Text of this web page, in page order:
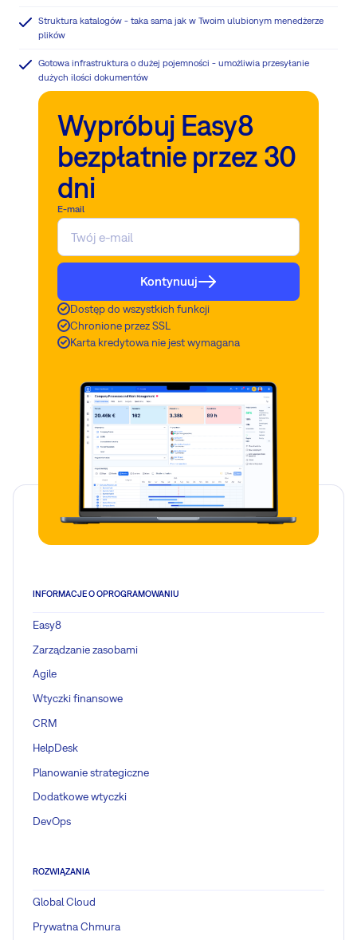
Struktura katalogów - taka sama jak w Twoim ulubionym menedżerze
plików
Gotowa infrastruktura o dużej pojemności - umożliwia przesyłanie
dużych ilości dokumentów
Wypróbuj Easy8
bezpłatnie przez 30
dni
E-mail
Kontynuuj
Dostęp do wszystkich funkcji
Chronione przez SSL
Karta kredytowa nie jest wymagana
INFORMACJE O OPROGRAMOWANIU
Easy8
Zarządzanie zasobami
Agile
Wtyczki finansowe
CRM
HelpDesk
Planowanie strategiczne
Dodatkowe wtyczki
DevOps
ROZWIĄZANIA
Global Cloud
Prywatna Chmura